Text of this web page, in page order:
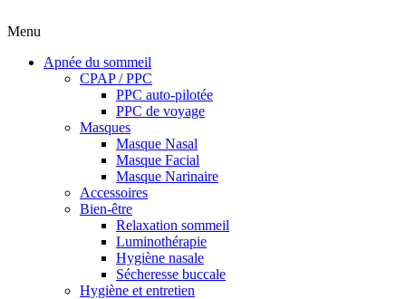
Menu
Apnée du sommeil
CPAP / PPC
PPC auto-pilotée
PPC de voyage
Masques
Masque Nasal
Masque Facial
Masque Narinaire
Accessoires
Bien-être
Relaxation sommeil
Luminothérapie
Hygiène nasale
Sécheresse buccale
Hygiène et entretien